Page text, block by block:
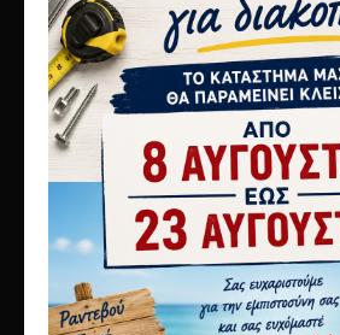
10ο χλμ Αθηνών
Μεταμόρφωση
τηλ 2117808440
Λίγα λόγια για εμάς
Αποστολές